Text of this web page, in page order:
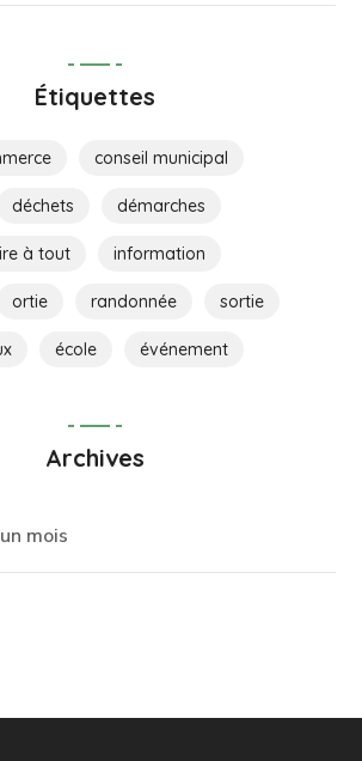
Étiquettes
conseil municipal
déchets démarches
à tout information
ortie randonnée sortie
école événement
Archives